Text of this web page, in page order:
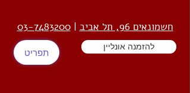
חשמונאים 96, תל אביב |
03-7483200
תפריט
להזמנה אונליין